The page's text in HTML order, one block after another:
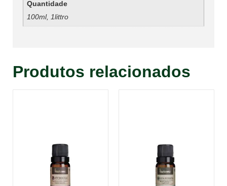
Quantidade
100ml, 1littro
Produtos relacionados